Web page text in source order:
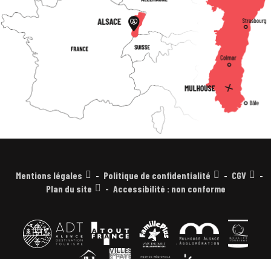
Mentions légales Politique de confidentialité
CGV
Plan du site
Accessibilité : non conforme